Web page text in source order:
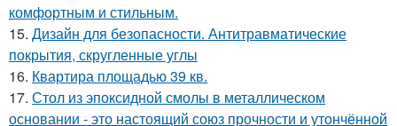
комфортным и стильным.
15. Дизайн для безопасности. Антитравматические
покрытия, скругленные углы
16. Квартира площадью 39 кв.
17. Стол из эпоксидной смолы в металлическом
основании - это настоящий союз прочности и утончённой